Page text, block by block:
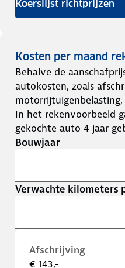
Koerslijst richtprijzen
Kosten per maand
Behalve de
autokosten, zoals
In het rekenvoorbeeld
gekochte auto 4 jaar
Bouwjaar
Verwachte kilometers
Afschrijving
€ 143,-